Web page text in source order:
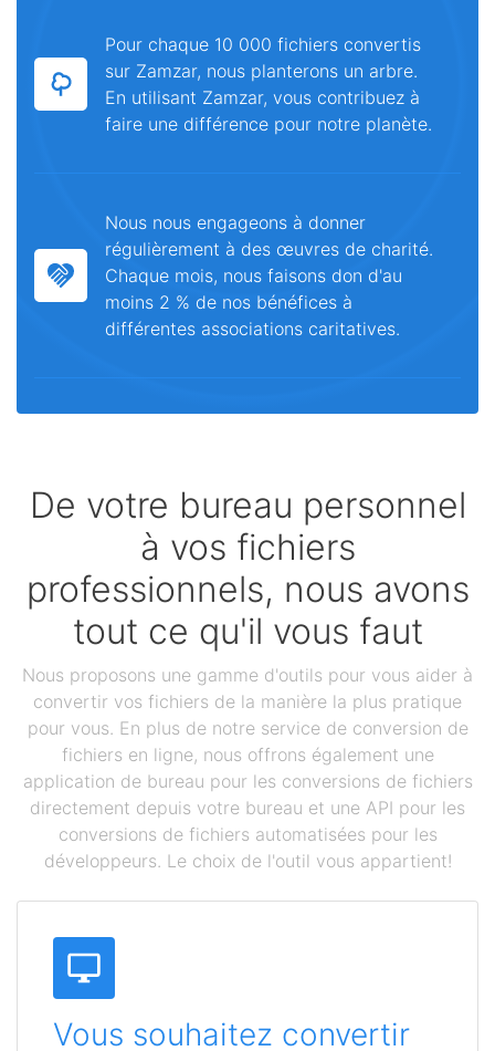
Pour chaque 10 000 fichiers convertis
sur Zamzar, nous planterons un arbre.
En utilisant Zamzar, vous contribuez à
faire une différence pour notre planète.
Nous nous engageons à donner
régulièrement à des œuvres de charité.
Chaque mois, nous faisons don d'au
moins 2 % de nos bénéfices à
différentes associations caritatives.
De votre bureau personnel
à vos fichiers
professionnels, nous avons
tout ce qu'il vous faut
Nous proposons une gamme d'outils pour vous aider à
convertir vos fichiers de la manière la plus pratique
pour vous. En plus de notre service de conversion de
fichiers en ligne, nous offrons également une
application de bureau pour les conversions de fichiers
directement depuis votre bureau et une API pour les
conversions de fichiers automatisées pour les
développeurs. Le choix de l'outil vous appartient!
Vous souhaitez convertir